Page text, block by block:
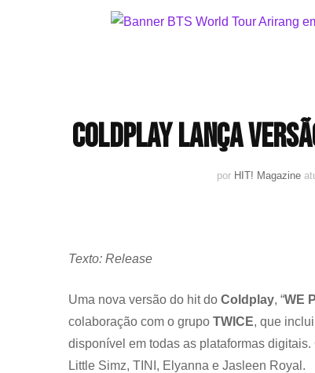
Coldplay lança versão
por HIT! Magazine
Texto: Release
Uma nova versão do hit do Coldplay, “WE
colaboração com o grupo TWICE, que
disponível em todas as plataformas digitais.
Little Simz, TINI, Elyanna e Jasleen Royal.